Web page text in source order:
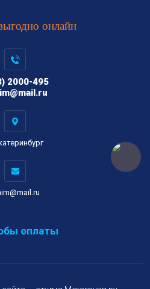
онлайн
2000-495
оплаты